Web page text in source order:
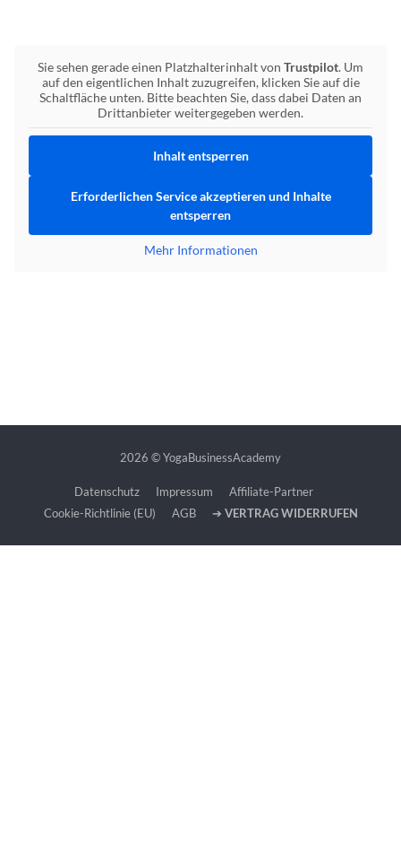
Sie sehen gerade einen Platzhalterinhalt von Trustpilot. Um
auf den eigentlichen Inhalt zuzugreifen, klicken Sie auf die
Schaltfläche unten. Bitte beachten Sie, dass dabei Daten an
Drittanbieter weitergegeben werden.
Inhalt entsperren
Erforderlichen Service akzeptieren und Inhalte
entsperren
Mehr Informationen
2026 © YogaBusinessAcademy
Datenschutz Impressum
Affiliate-Partner
Cookie-Richtlinie (EU)
AGB ➔ VERTRAG WIDERRUFEN